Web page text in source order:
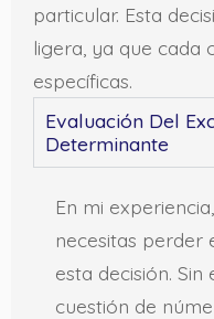
particular. Esta
ligera, ya que cada
específicas.
Evaluación Del
Determinante
En mi
necesitas perder
esta decisión.
cuestión de